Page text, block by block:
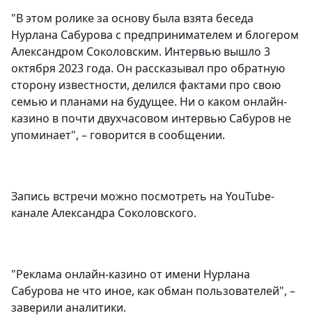
"В этом ролике за основу была взята беседа
Нурлана Сабурова с предпринимателем и блогером
Александром Соколовским. Интервью вышло 3
октября 2023 года. Он рассказывал про обратную
сторону известности, делился фактами про свою
семью и планами на будущее. Ни о каком онлайн-
казино в почти двухчасовом интервью Сабуров не
упоминает", – говорится в сообщении.
Запись встречи можно посмотреть на YouTube-
канале Александра Соколовского.
"Реклама онлайн-казино от имени Нурлана
Сабурова не что иное, как обман пользователей", –
заверили аналитики.